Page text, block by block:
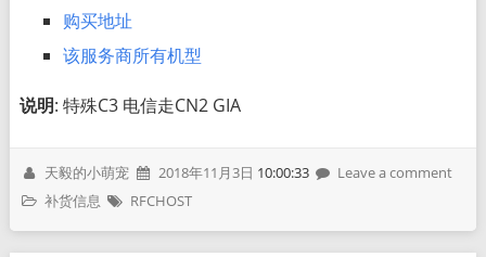
购买地址
该服务商所有机型
说明: 特殊C3 电信走CN2 GIA
天毅的小萌宠 2018年11月3日 10:00:33
Leave a comment
补货信息
RFCHOST